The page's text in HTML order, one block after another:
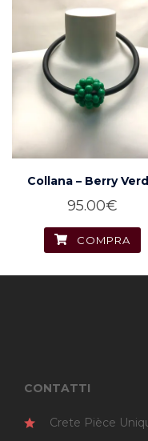
Collana – Berry
95.00€
COMPRA
CONTATTI
Crete Pièce